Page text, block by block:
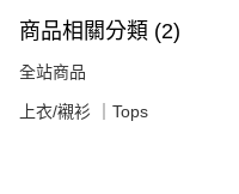
商品相關分類 (2)
全站商品
上衣/襯衫 ｜Tops